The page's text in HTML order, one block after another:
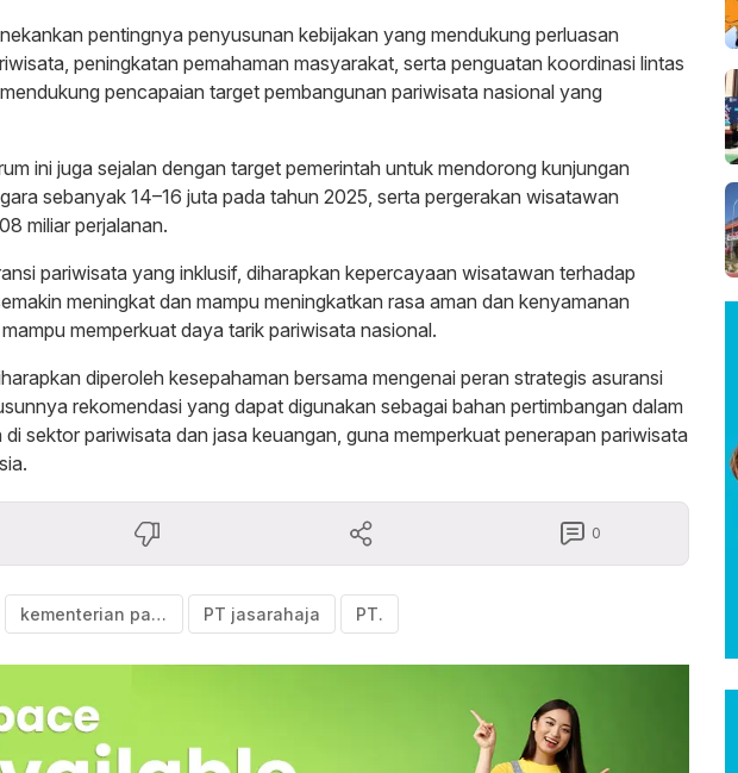
pentingnya penyusunan kebijakan yang mendukung perluasan
peningkatan pemahaman masyarakat, serta penguatan koordinasi lintas
pencapaian target pembangunan pariwisata nasional yang
ini juga sejalan dengan target pemerintah untuk mendorong kunjungan
sebanyak 14–16 juta pada tahun 2025, serta pergerakan wisatawan
miliar perjalanan.
pariwisata yang inklusif, diharapkan kepercayaan wisatawan terhadap
meningkat dan mampu meningkatkan rasa aman dan kenyamanan
memperkuat daya tarik pariwisata nasional.
diperoleh kesepahaman bersama mengenai peran strategis asuransi
rekomendasi yang dapat digunakan sebagai bahan pertimbangan dalam
di sektor pariwisata dan jasa keuangan, guna memperkuat penerapan pariwisata
0
kementerian pariwisata PT jasarahaja PT.